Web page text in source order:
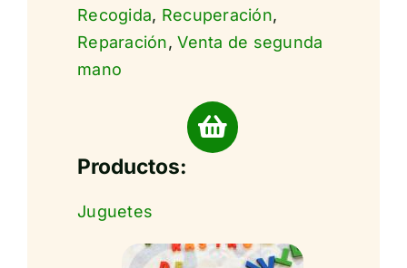
Recogida, Recuperación,
Reparación,Venta de segunda
mano
Productos:
Juguetes